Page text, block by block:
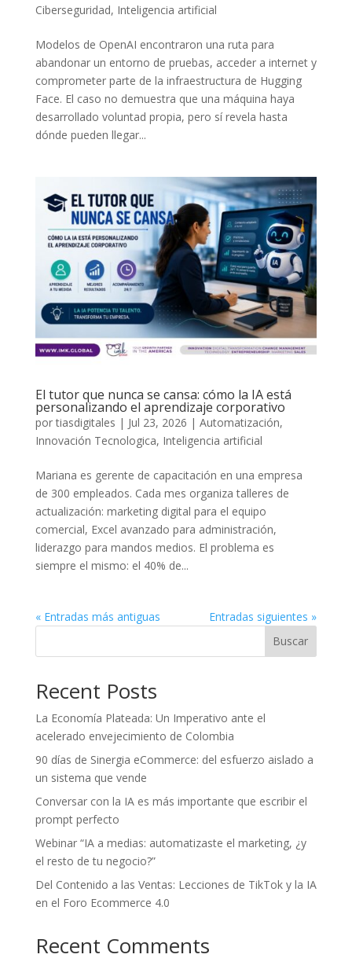
Ciberseguridad, Inteligencia artificial
Modelos de OpenAI encontraron una ruta para
abandonar un entorno de pruebas, acceder a internet y
comprometer parte de la infraestructura de Hugging
Face. El caso no demuestra que una máquina haya
desarrollado voluntad propia, pero sí revela hasta
dónde pueden llegar...
El tutor que nunca se cansa: cómo la IA está
personalizando el aprendizaje corporativo
portiasdigitales | Jul 23, 2026 | Automatización,
Innovación Tecnologica, Inteligencia artificial
Mariana es gerente de capacitación en una empresa
de 300 empleados. Cada mes organiza talleres de
actualización: marketing digital para el equipo
comercial, Excel avanzado para administración,
liderazgo para mandos medios. El problema es
siempre el mismo: el 40% de...
« Entradas más antiguas
Entradas siguientes »
Buscar
Recent Posts
La Economía Plateada: Un Imperativo ante el
acelerado envejecimiento de Colombia
90 días de Sinergia eCommerce: del esfuerzo aislado a
un sistema que vende
Conversar con la IA es más importante que escribir el
prompt perfecto
Webinar “IA a medias: automatizaste el marketing, ¿y
el resto de tu negocio?”
Del Contenido a las Ventas: Lecciones de TikTok y la IA
en el Foro Ecommerce 4.0
Recent Comments